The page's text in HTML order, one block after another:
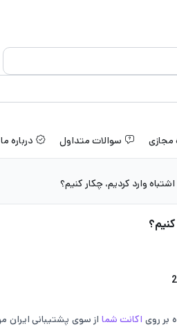
مجازی سوالات متداول درباره ما
بر روی اکانت شما